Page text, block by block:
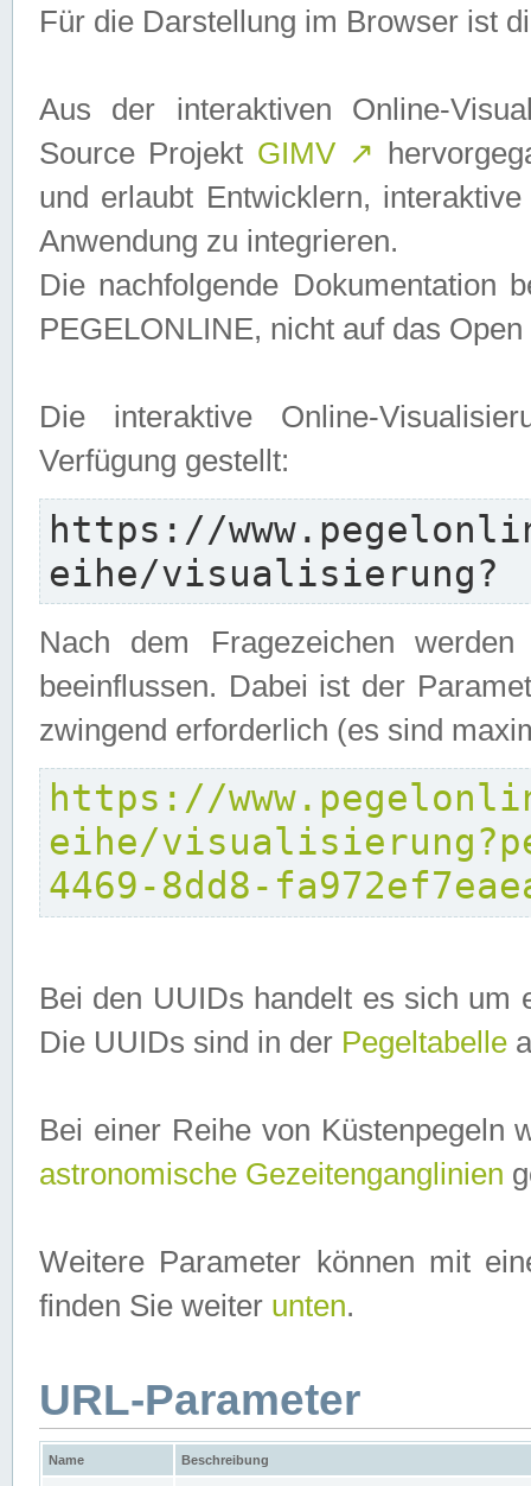
Für die Darstellung im Browser ist
Aus der interaktiven Online-
Source Projekt GIMV ↗
und erlaubt Entwicklern,
Anwendung zu integrieren.
Die nachfolgende Dokumentation
PEGELONLINE, nicht auf das
Die interaktive Online-
Verfügung gestellt:
https://
eihe/visualisierung?
Nach dem Fragezeichen
beeinflussen. Dabei ist der
zwingend erforderlich (es sind
https://
eihe/
4469-8dd8-
Bei den UUIDs handelt es sich um
Die UUIDs sind in der Pegeltabelle
Bei einer Reihe von Küstenpegeln
astronomische Gezeitenganglinien
Weitere Parameter können mit
finden Sie weiter unten.
URL-Parameter
Name Beschreibung